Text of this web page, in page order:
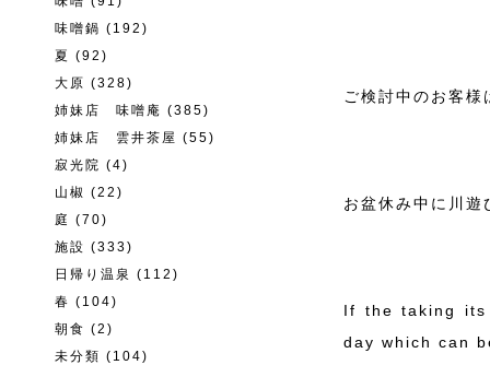
味噌鍋 (192)
夏 (92)
大原 (328)
姉妹店 味噌庵 (385)
姉妹店 雲井茶屋 (55)
寂光院 (4)
山椒 (22)
庭 (70)
施設 (333)
日帰り温泉 (112)
春 (104)
朝食 (2)
未分類 (104)
ご検討中のお客
お盆休み中に川
If the taking
day which can